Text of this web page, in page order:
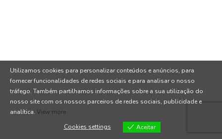
Utilizamos cookies para personalizar conteúdos e anúncios, para
fornecer funcionalidades de redes sociais e para analisar o nosso
tráfego. Também partilhamos informações sobre a sua utilização do
nosso site com os nossos parceiros de redes sociais, publicidade e
analítica. View more
Cookies settings
Aceitar